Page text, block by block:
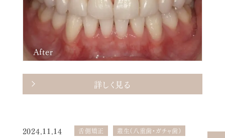
After
詳しく見る
2024.11.14 舌側矯正 叢生（八重歯・ガチャ歯）